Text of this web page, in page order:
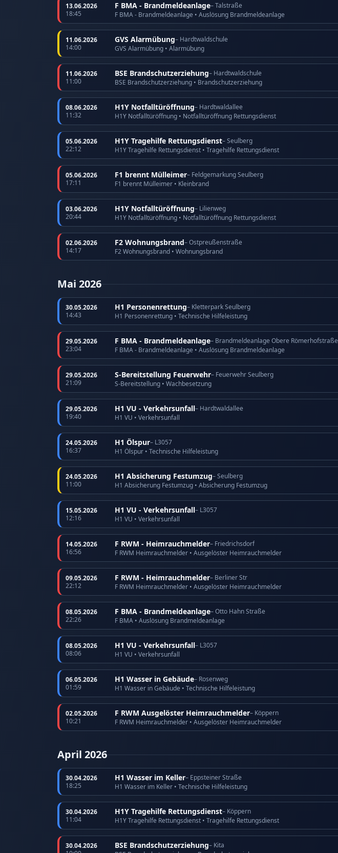
13.06.2026
18:45
F BMA - Brandmeldeanlage– Talstraße
F BMA - Brandmeldeanlage • Auslösung Brandmeldeanlage
11.06.2026
14:00
GVS Alarmübung– Hardtwaldschule
GVS Alarmübung • Alarmübung
11.06.2026
11:00
BSE Brandschutzerziehung– Hardtwaldschule
BSE Brandschutzerziehung • Brandschutzerziehung
08.06.2026
11:32
H1Y Notfalltüröffnung– Hardtwaldallee
H1Y Notfalltüröffnung • Notfalltüröffnung Rettungsdienst
05.06.2026
22:12
H1Y Tragehilfe Rettungsdienst– Seulberg
H1Y Tragehilfe Rettungsdienst • Tragehilfe Rettungsdienst
05.06.2026
17:11
F1 brennt Mülleimer– Feldgemarkung Seulberg
F1 brennt Mülleimer • Kleinbrand
03.06.2026
20:44
H1Y Notfalltüröffnung– Lilienweg
H1Y Notfalltüröffnung • Notfalltüröffnung Rettungsdienst
02.06.2026
14:17
F2 Wohnungsbrand– Ostpreußenstraße
F2 Wohnungsbrand • Wohnungsbrand
Mai 2026
30.05.2026
14:43
H1 Personenrettung– Kletterpark Seulberg
H1 Personenrettung • Technische Hilfeleistung
29.05.2026
23:04
F BMA - Brandmeldeanlage– Brandmeldeanlage Obere Römerhofstraße
F BMA - Brandmeldeanlage • Auslösung Brandmeldeanlage
29.05.2026
21:09
S-Bereitstellung Feuerwehr– Feuerwehr Seulberg
S-Bereitstellung • Wachbesetzung
29.05.2026
19:40
H1 VU - Verkehrsunfall– Hardtwaldallee
H1 VU • Verkehrsunfall
24.05.2026
16:37
H1 Ölspur– L3057
H1 Ölspur • Technische Hilfeleistung
24.05.2026
11:00
H1 Absicherung Festumzug– Seulberg
H1 Absicherung Festumzug • Absicherung Festumzug
15.05.2026
12:16
H1 VU - Verkehrsunfall– L3057
H1 VU • Verkehrsunfall
14.05.2026
16:56
F RWM - Heimrauchmelder– Friedrichsdorf
F RWM Heimrauchmelder • Ausgelöster Heimrauchmelder
09.05.2026
22:12
F RWM - Heimrauchmelder– Berliner Str
F RWM Heimrauchmelder • Ausgelöster Heimrauchmelder
08.05.2026
22:26
F BMA - Brandmeldeanlage– Otto Hahn Straße
F BMA • Auslösung Brandmeldeanlage
08.05.2026
08:06
H1 VU - Verkehrsunfall– L3057
H1 VU • Verkehrsunfall
06.05.2026
01:59
H1 Wasser in Gebäude– Rosenweg
H1 Wasser in Gebäude • Technische Hilfeleistung
02.05.2026
10:21
F RWM Ausgelöster Heimrauchmelder– Köppern
F RWM Heimrauchmelder • Ausgelöster Heimrauchmelder
April 2026
30.04.2026
18:25
H1 Wasser im Keller– Eppsteiner Straße
H1 Wasser im Keller • Technische Hilfeleistung
30.04.2026
11:04
H1Y Tragehilfe Rettungsdienst– Köppern
H1Y Tragehilfe Rettungsdienst • Tragehilfe Rettungsdienst
30.04.2026
BSE Brandschutzerziehung– Kita